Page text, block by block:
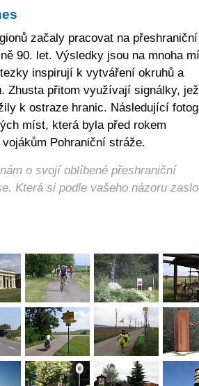
začaly pracovat na přeshraniční
90. let. Výsledky jsou na mnoha
inspirují k vytváření okruhů a
Zhusta přitom využívají signálky,
k ostraze hranic. Následující
míst, která byla před rokem
Pohraniční stráže.
o svojí oblíbené přeshraniční
Která si podle vašeho názoru